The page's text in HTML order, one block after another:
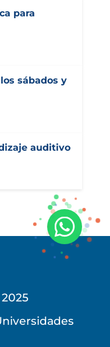
para
sábados y
auditivo